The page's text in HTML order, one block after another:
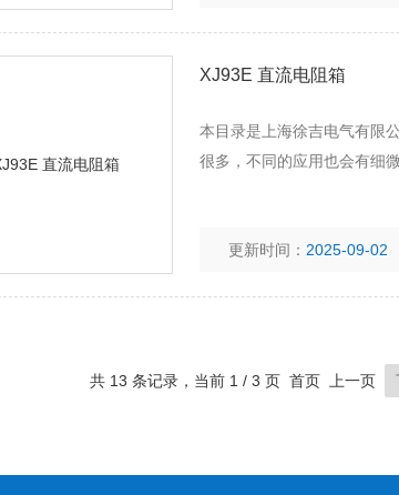
XJ93E 直流电阻箱
本目录是上海徐吉电气有限
很多，不同的应用也会有细
更新时间： 2025-09-02
共 13 条记录，当前 1 / 3 页 首页 上一页